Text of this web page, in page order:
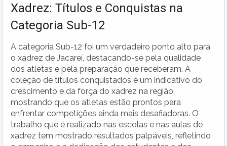
Xadrez: Títulos e Conquistas na
Categoria Sub-12
A categoria Sub-12 foi um verdadeiro ponto alto para
o xadrez de Jacareí, destacando-se pela qualidade
dos atletas e pela preparação que receberam. A
coleção de títulos conquistados é um indicativo do
crescimento e da força do xadrez na região,
mostrando que os atletas estão prontos para
enfrentar competições ainda mais desafiadoras. O
trabalho que é realizado nas escolas e nas aulas de
xadrez tem mostrado resultados palpáveis, refletindo